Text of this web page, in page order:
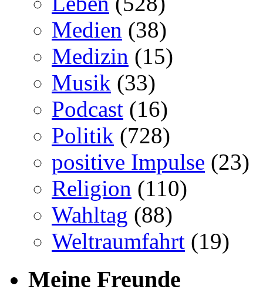
Medien (38)
Medizin (15)
Musik (33)
Podcast (16)
Politik (728)
positive Impulse (23)
Religion (110)
Wahltag (88)
Weltraumfahrt (19)
Meine Freunde